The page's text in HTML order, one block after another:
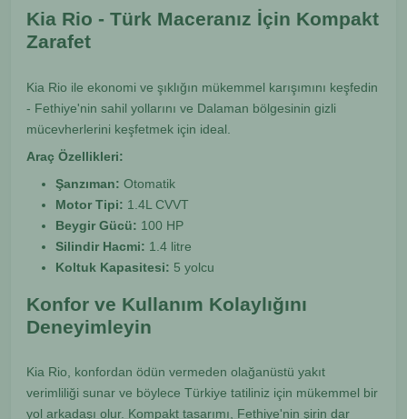
Kia Rio - Türk Maceranız İçin Kompakt
Zarafet
Kia Rio ile ekonomi ve şıklığın mükemmel karışımını keşfedin
- Fethiye'nin sahil yollarını ve Dalaman bölgesinin gizli
mücevherlerini keşfetmek için ideal.
Araç Özellikleri:
Şanzıman: Otomatik
Motor Tipi: 1.4L CVVT
Beygir Gücü: 100 HP
Silindir Hacmi: 1.4 litre
Koltuk Kapasitesi: 5 yolcu
Konfor ve Kullanım Kolaylığını
Deneyimleyin
Kia Rio, konfordan ödün vermeden olağanüstü yakıt
verimliliği sunar ve böylece Türkiye tatiliniz için mükemmel bir
yol arkadaşı olur. Kompakt tasarımı, Fethiye'nin şirin dar